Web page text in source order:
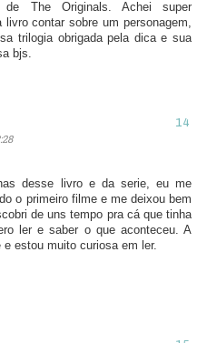
de The Originals. Achei super
livro contar sobre um personagem,
trilogia obrigada pela dica e sua
bjs.
desse livro e da serie, eu me
o primeiro filme e me deixou bem
de uns tempo pra cá que tinha
ler e saber o que aconteceu. A
estou muito curiosa em ler.